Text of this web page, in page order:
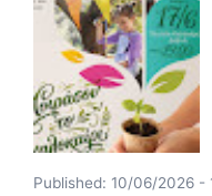
Published: 10/06/2026 -